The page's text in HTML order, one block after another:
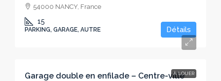
54000 NANCY, France
15
PARKING, GARAGE, AUTRE Détails
À LOUER
Garage double en enfilade – Centre-ville